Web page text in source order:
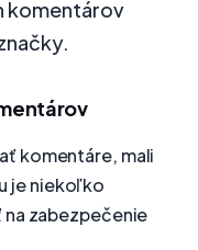
komentárov
komentáre, mali
je niekoľko
zabezpečenie